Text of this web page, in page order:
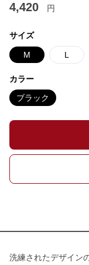
4,420 円
サイズ
M L
カラー
ブラック
洗練されたデザイン